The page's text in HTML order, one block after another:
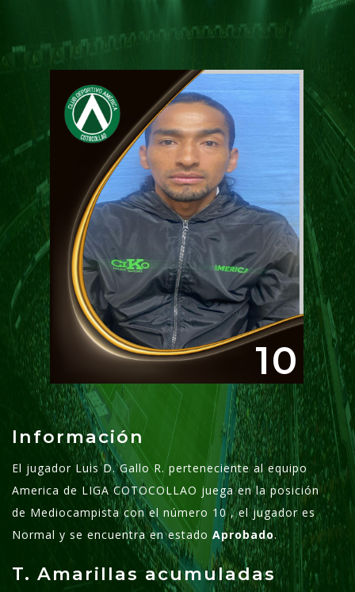
10
Información
El jugador Luis D. Gallo R. perteneciente al equipo
America de LIGA COTOCOLLAO juega en la posición
de Mediocampista con el número 10 , el jugador es
Normal y se encuentra en estadoAprobado.
T. Amarillas acumuladas